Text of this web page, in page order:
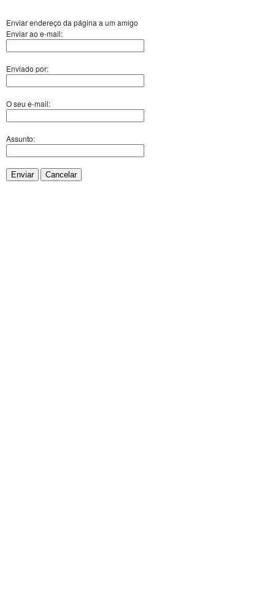
Enviar endereço da página a um amigo
Enviar ao e-mail:
Enviado por:
O seu e-mail:
Assunto:
Enviar Cancelar